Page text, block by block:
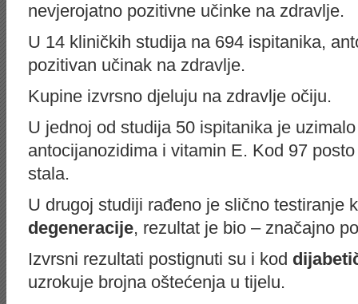
nevjerojatno pozitivne učinke na zdravlje.
U 14 kliničkih studija na 694 ispitanika,
pozitivan učinak na zdravlje.
Kupine izvrsno djeluju na zdravlje očiju.
U jednoj od studija 50 ispitanika je
antocijanozidima i vitamin E. Kod 97
stala.
U drugoj studiji rađeno je slično testiranje
degeneracije, rezultat je bio – značajno
Izvrsni rezultati postignuti su i kod
uzrokuje brojna oštećenja u tijelu.